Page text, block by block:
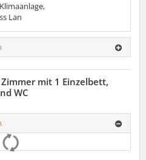
Klimaanlage,
Lan
mit 1 Einzelbett,
WC